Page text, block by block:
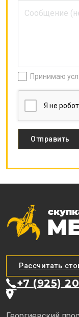
Принимаю
Я нe poбoт
Рассчитать
+7 (925)